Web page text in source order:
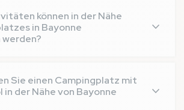
ungewöhnliche
Mobilheime oder
Unterkünfte. In der Nähe von
können in der Nähe
in Bayonne
Sie einen Campingplatz mit
in der Nähe von Bayonne